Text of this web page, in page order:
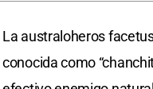
La australoheros
conocida como